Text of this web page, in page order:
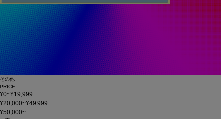
その他
PRICE
¥0~¥19,999
¥20,000~¥49,999
¥50,000~